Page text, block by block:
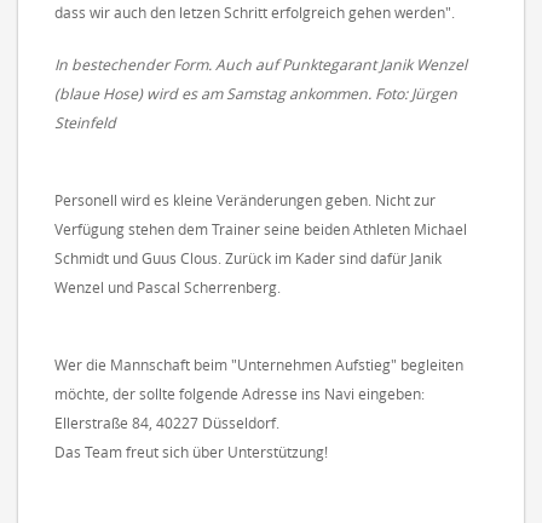
dass wir auch den letzen Schritt erfolgreich gehen werden".
In bestechender Form. Auch auf Punktegarant Janik Wenzel
(blaue Hose) wird es am Samstag ankommen. Foto: Jürgen
Steinfeld
Personell wird es kleine Veränderungen geben. Nicht zur
Verfügung stehen dem Trainer seine beiden Athleten Michael
Schmidt und Guus Clous. Zurück im Kader sind dafür Janik
Wenzel und Pascal Scherrenberg.
Wer die Mannschaft beim "Unternehmen Aufstieg" begleiten
möchte, der sollte folgende Adresse ins Navi eingeben:
Ellerstraße 84, 40227 Düsseldorf.
Das Team freut sich über Unterstützung!